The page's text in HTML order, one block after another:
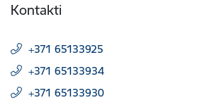
Kontakti
+371 65133925
+371 65133934
+371 65133930